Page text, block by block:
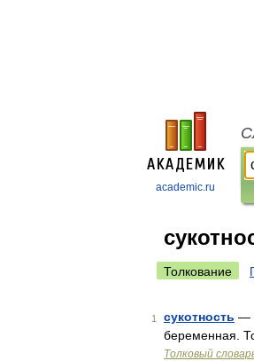
academic.ru
Толкование
1 сукотность —
беременная.
Толковый